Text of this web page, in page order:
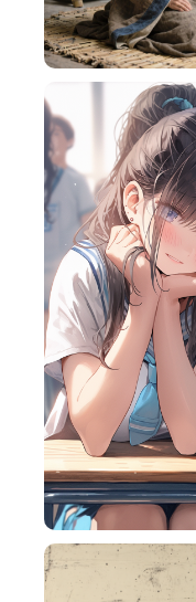
HZ87rOe45b84
RY9MAiF1cdb9